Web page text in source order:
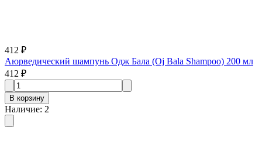
412 ₽
Аюрведический шампунь Одж Бала (Oj Bala Shampoo) 200 мл
412 ₽
В корзину
Наличие: 2